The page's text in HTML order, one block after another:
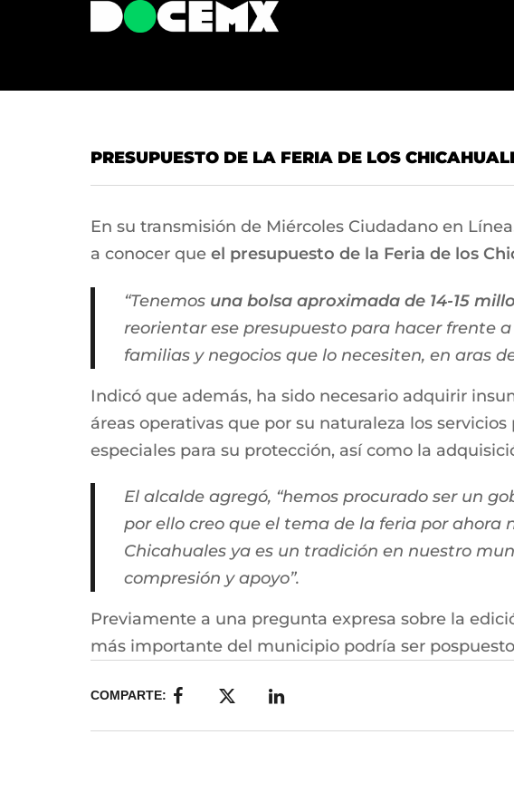
PRESUPUESTO DE LA FERIA DE LOS
En su transmisión de Miércoles Ciudadano en
a conocer que el presupuesto de la Feria de los
“Tenemos una bolsa aproximada de 14-15
reorientar ese presupuesto para hacer frente
familias y negocios que lo necesiten, en aras
Indicó que además, ha sido necesario adquirir
áreas operativas que por su naturaleza los
especiales para su protección, así como la
El alcalde agregó, “hemos procurado ser un
por ello creo que el tema de la feria por ahora
Chicahuales ya es un tradición en nuestro
compresión y apoyo”.
Previamente a una pregunta expresa sobre la
más importante del municipio podría ser
COMPARTE: